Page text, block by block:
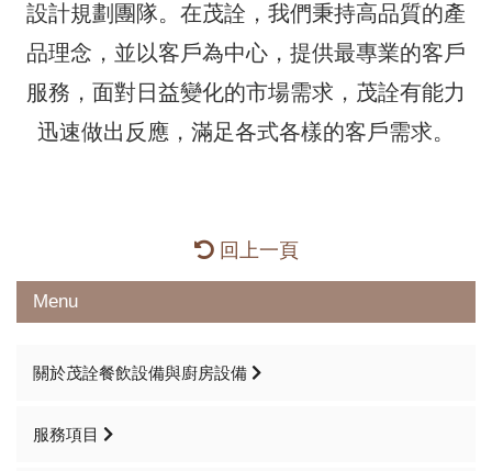
設計規劃團隊。在茂詮，我們秉持高品質的產
品理念，並以客戶為中心，提供最專業的客戶
服務，面對日益變化的市場需求，茂詮有能力
迅速做出反應，滿足各式各樣的客戶需求。
回上一頁
Menu
關於茂詮餐飲設備與廚房設備
服務項目